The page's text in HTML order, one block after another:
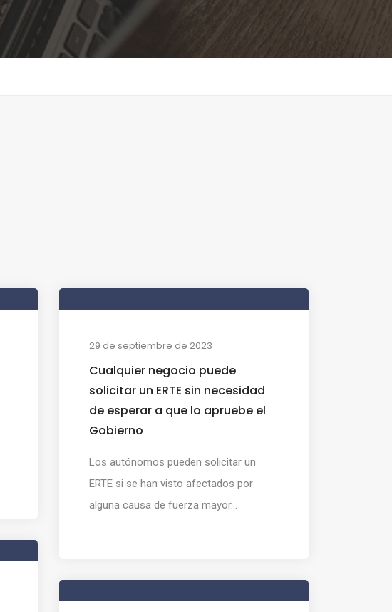
29 de septiembre de 2023
Cualquier negocio puede
solicitar un ERTE sin necesidad
de esperar a que lo apruebe el
Gobierno
Los autónomos pueden solicitar un
ERTE si se han visto afectados por
alguna causa de fuerza mayor...